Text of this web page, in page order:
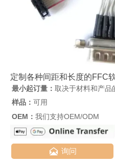
定制各种间距和长度的FFC
最小起订量： 取决于材料和产品
样品： 可用
OEM： 我们支持OEM/ODM
 询问